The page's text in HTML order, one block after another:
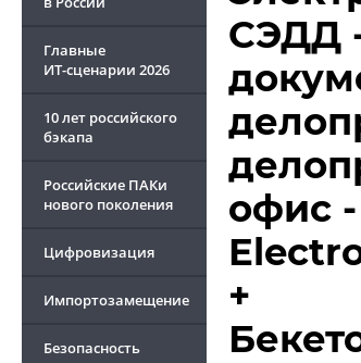
Главные
ИТ-сценарии 2026
10 лет российского
бэкапа
Российские ПАКи
нового поколения
Цифровизация
Импортозамещение
Безопасность
СЭДД
офис
+